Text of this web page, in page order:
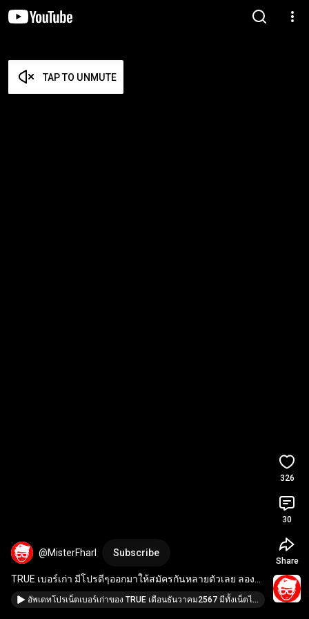
TAP TO UNMUTE
@MisterFharl Subscribe
TRUE เบอร์เก่า มีโปรดีๆออกมาให้สมัครกันหลายตัวเลย ลอง
เช็คโปรกันดูก่อนที่จะเปิดเบอร์ใหม่ด้วยนะครับ
อัพเดทโปรเน็ตเบอร์เก่าของ TRUE เดือนธันวาคม2567 มีทั้งเน็ตไม่อั้นไม่ลดสปีด แล้วก็เน็ต Max speed ครับ
326
30
Share